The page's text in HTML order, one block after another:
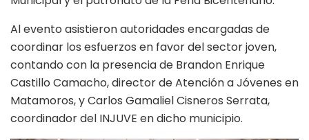
Al evento asistieron autoridades encargadas de
coordinar los esfuerzos en favor del sector joven,
contando con la presencia de Brandon Enrique
Castillo Camacho, director de Atención a Jóvenes en
Matamoros, y Carlos Gamaliel Cisneros Serrata,
coordinador del INJUVE en dicho municipio.